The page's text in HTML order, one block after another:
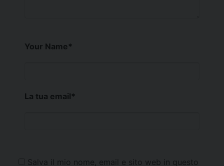
Your Name*
La tua email*
Salva il mio nome, email e sito web in questo